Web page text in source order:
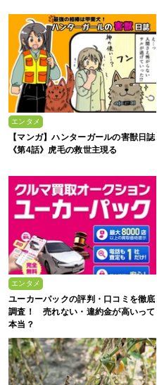
エンタメ
【マンガ】ハンターガールの害獣日誌
《第4話》虎毛の救世主現る
エンタメ
ユーカーパックの評判・口コミを徹底
調査！ 売れない・違約金が高いって
本当？